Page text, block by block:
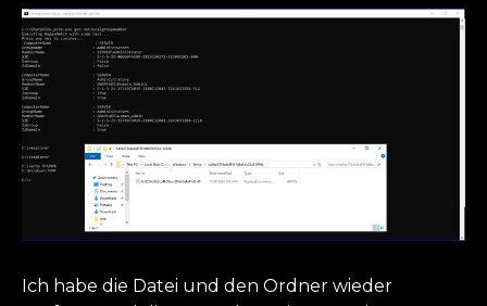
Ich habe die Datei und den Ordner wieder